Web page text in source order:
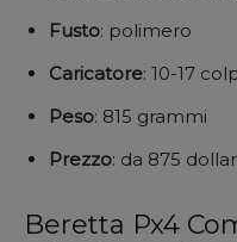
Fusto: polimero
Caricatore: 10-17
Peso: 815 grammi
Prezzo: da 875
Beretta Px4